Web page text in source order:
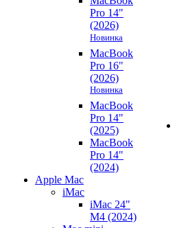
Pro 14"
(2026)
Новинка
MacBook
Pro 16"
(2026)
Новинка
MacBook
Pro 14"
(2025)
MacBook
Pro 14"
(2024)
Apple Mac
iMac
iMac 24"
M4 (2024)